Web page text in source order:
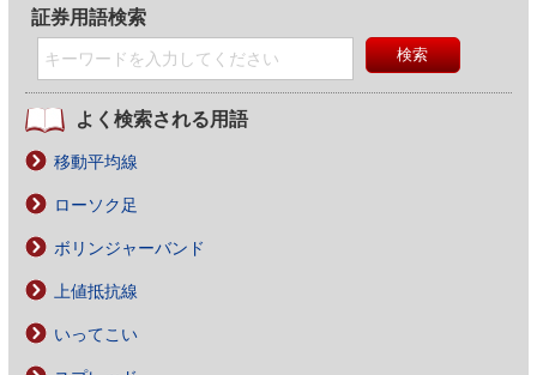
証券用語検索
よく検索される用語
移動平均線
ローソク足
ボリンジャーバンド
上値抵抗線
いってこい